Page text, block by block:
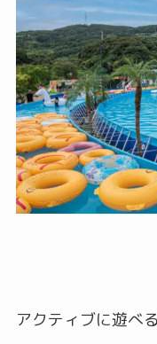
アクティブに遊べ